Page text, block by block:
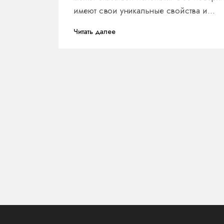
имеют свои уникальные свойства и
рассмотрим, как выбрать наиболее
Читать далее